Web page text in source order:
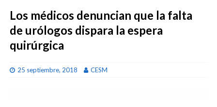
Los médicos denuncian que la falta
de urólogos dispara la espera
quirúrgica
25 septiembre, 2018 CESM